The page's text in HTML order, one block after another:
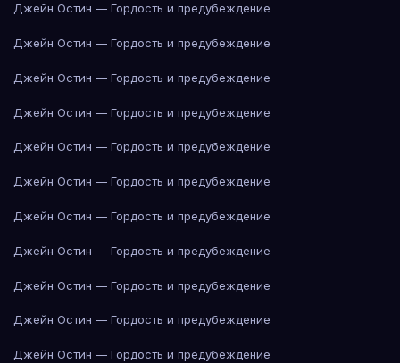
Джейн Остин — Гордость и предубеждение
Джейн Остин — Гордость и предубеждение
Джейн Остин — Гордость и предубеждение
Джейн Остин — Гордость и предубеждение
Джейн Остин — Гордость и предубеждение
Джейн Остин — Гордость и предубеждение
Джейн Остин — Гордость и предубеждение
Джейн Остин — Гордость и предубеждение
Джейн Остин — Гордость и предубеждение
Джейн Остин — Гордость и предубеждение
Джейн Остин — Гордость и предубеждение